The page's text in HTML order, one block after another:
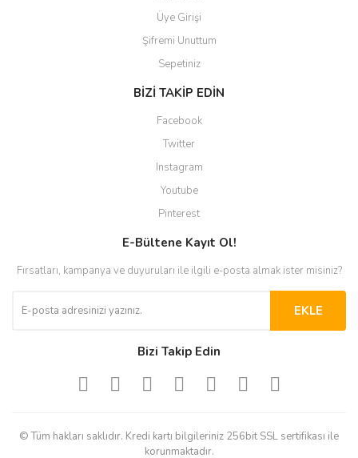
Üye Girişi
Şifremi Unuttum
Sepetiniz
BİZİ TAKİP EDİN
Facebook
Twitter
Instagram
Youtube
Pinterest
E-Bültene Kayıt Ol!
Fırsatları, kampanya ve duyuruları ile ilgili e-posta almak ister misiniz?
EKLE
Bizi Takip Edin
© Tüm hakları saklıdır. Kredi kartı bilgileriniz 256bit SSL sertifikası ile
korunmaktadır.